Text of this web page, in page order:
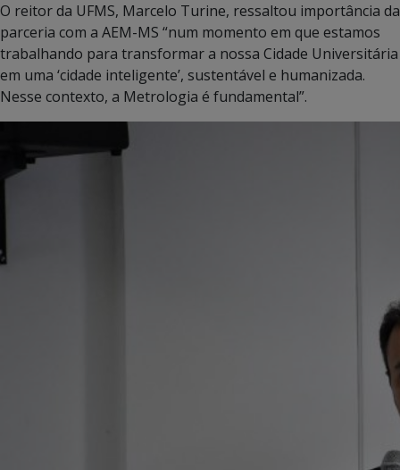
O reitor da UFMS, Marcelo Turine, ressaltou importância da
parceria com a AEM-MS “num momento em que estamos
trabalhando para transformar a nossa Cidade Universitária
em uma ‘cidade inteligente’, sustentável e humanizada.
Nesse contexto, a Metrologia é fundamental”.